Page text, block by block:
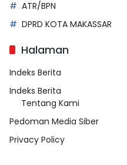
ATR/BPN
DPRD KOTA MAKASSAR
Halaman
Indeks Berita
Indeks Berita
Tentang Kami
Pedoman Media Siber
Privacy Policy